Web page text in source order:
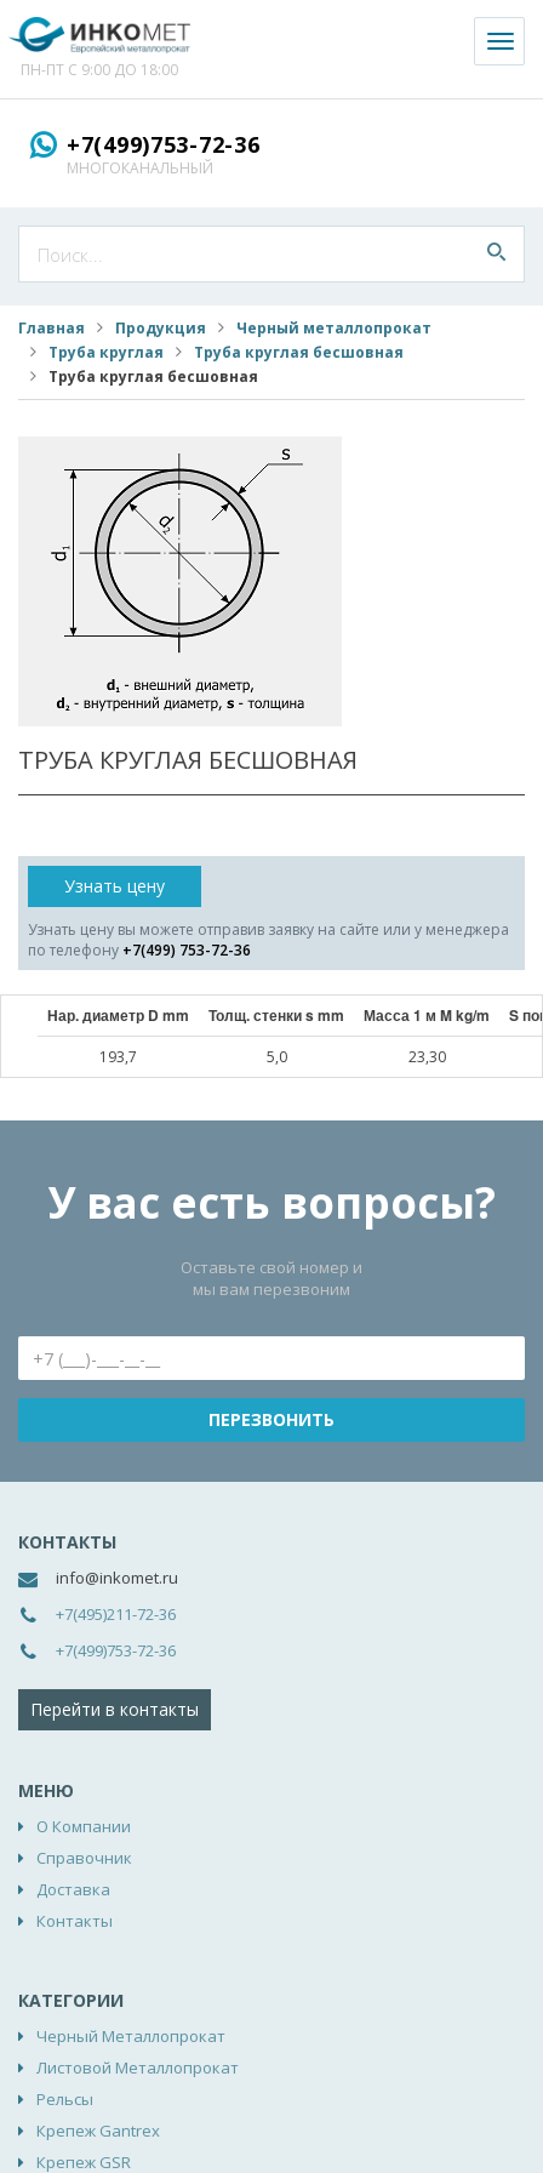
ПН-ПТ С 9:00 ДО 18:00
+7(499)753-72-36
МНОГОКАНАЛЬНЫЙ
Главная Продукция
Черный металлопрокат
Труба круглая
Труба круглая бесшовная
Труба круглая бесшовная
ТРУБА КРУГЛАЯ БЕСШОВНАЯ
Узнать цену
Узнать цену вы можете отправив заявку на сайте или у менеджера
по телефону +7(499) 753-72-36
Нар. диаметр D mm Толщ. стенки s mm Масса 1 м M kg/m S
193,7 5,0 23,30
У вас есть вопросы?
Оставьте свой номер и
мы вам перезвоним
КОНТАКТЫ
info@inkomet.ru
+7(495)211-72-36
+7(499)753-72-36
Перейти в контакты
МЕНЮ
О Компании
Справочник
Доставка
Контакты
КАТЕГОРИИ
Черный Металлопрокат
Листовой Металлопрокат
Рельсы
Крепеж Gantrex
Крепеж GSR